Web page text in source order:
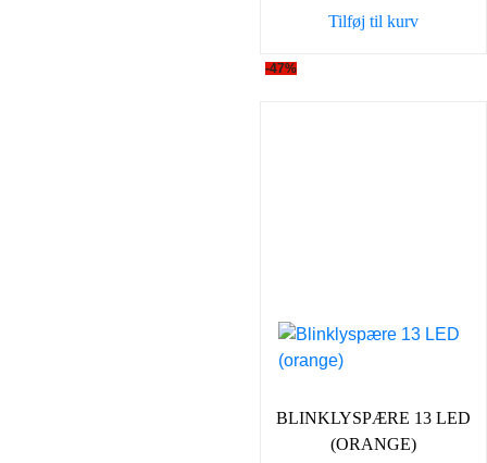
Tilføj til kurv
-47%
BLINKLYSPÆRE 13 LED
(ORANGE)